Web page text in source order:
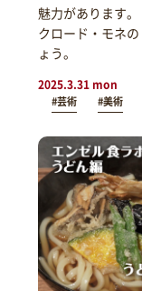
魅力があります
クロード・モネ
ょう。
2025.3.31 mon
#芸術 #美術